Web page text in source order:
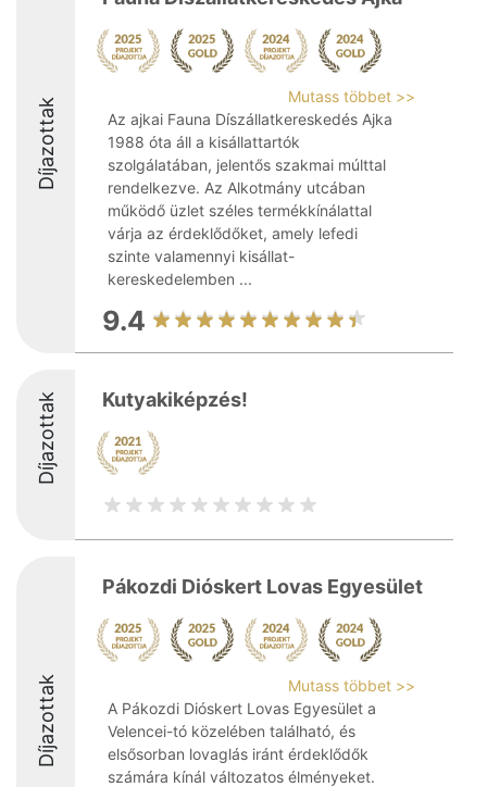
Díjazottak
Mutass többet >>
Az ajkai Fauna Díszállatkereskedés Ajka
1988 óta áll a kisállattartók
szolgálatában, jelentős szakmai múlttal
rendelkezve. Az Alkotmány utcában
működő üzlet széles termékkínálattal
várja az érdeklődőket, amely lefedi
szinte valamennyi kisállat-
kereskedelemben ...
9.4
Díjazottak Kutyakiképzés!
Díjazottak
Pákozdi Dióskert Lovas Egyesület
Mutass többet >>
A Pákozdi Dióskert Lovas Egyesület a
Velencei-tó közelében található, és
elsősorban lovaglás iránt érdeklődők
számára kínál változatos élményeket.